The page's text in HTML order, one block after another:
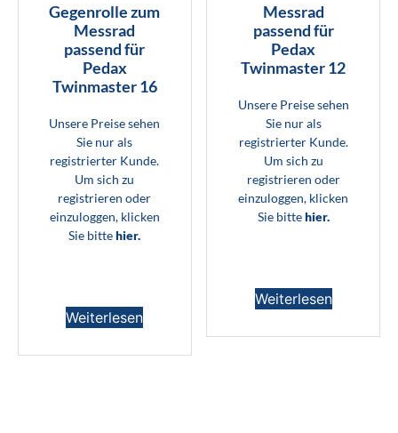
Gegenrolle zum
Messrad
passend für
Pedax
Twinmaster 16
Unsere Preise sehen
Sie nur als
registrierter Kunde.
Um sich zu
registrieren oder
einzuloggen, klicken
Sie bittehier.
Weiterlesen
Messrad
passend für
Pedax
Twinmaster 12
Unsere Preise sehen
Sie nur als
registrierter Kunde.
Um sich zu
registrieren oder
einzuloggen, klicken
Sie bittehier.
Weiterlesen